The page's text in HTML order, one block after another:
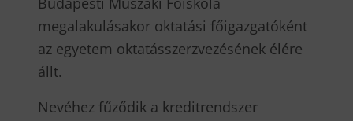
megalakulásakor oktatási főigazgatóként
az egyetem oktatásszerzvezésének élére
állt.
Nevéhez fűződik a kreditrendszer